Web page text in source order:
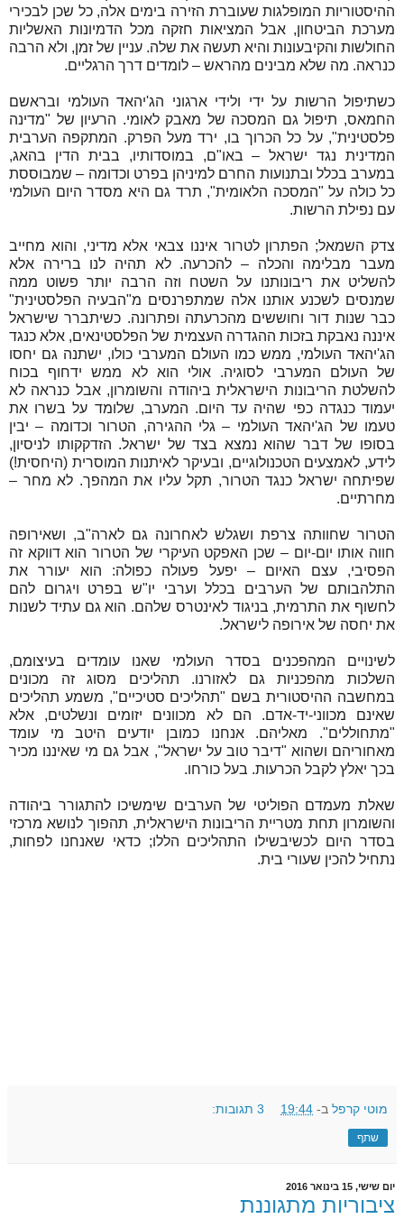
ההיסטוריות המופלגות שעוברת הזירה בימים אלה, כל שכן לבכירי
מערכת הביטחון, אבל המציאות חזקה מכל הדמיונות האשליות
החולשות והקיבעונות והיא תעשה את שלה. עניין של זמן, ולא הרבה
כנראה. מה שלא מבינים מהראש – לומדים דרך הרגליים.
כשתיפול הרשות על ידי ולידי ארגוני הג'יהאד העולמי ובראשם
החמאס, תיפול גם המסכה של מאבק לאומי. הרעיון של "מדינה
פלסטינית", על כל הכרוך בו, ירד מעל הפרק. המתקפה הערבית
המדינית נגד ישראל – באו"ם, במוסדותיו, בבית הדין בהאג,
במערב בכלל ובתנועות החרם למיניהן בפרט וכדומה – שמבוססת
כל כולה על "המסכה הלאומית", תרד גם היא מסדר היום העולמי
עם נפילת הרשות.
צדק השמאל; הפתרון לטרור איננו צבאי אלא מדיני, והוא מחייב
מעבר מבלימה והכלה – להכרעה. לא תהיה לנו ברירה אלא
להשליט את ריבונותנו על השטח וזה הרבה יותר פשוט ממה
שמנסים לשכנע אותנו אלה שמתפרנסים מ"הבעיה הפלסטינית"
כבר שנות דור וחוששים מהכרעתה ופתרונה. כשיתברר שישראל
איננה נאבקת בזכות ההגדרה העצמית של הפלסטינאים, אלא כנגד
הג'יהאד העולמי, ממש כמו העולם המערבי כולו, ישתנה גם יחסו
של העולם המערבי לסוגיה. אולי הוא לא ממש ידחוף בכוח
להשלטת הריבונות הישראלית ביהודה והשומרון, אבל כנראה לא
יעמוד כנגדה כפי שהיה עד היום. המערב, שלומד על בשרו את
טעמו של הג'יהאד העולמי – גלי ההגירה, הטרור וכדומה – יבין
בסופו של דבר שהוא נמצא בצד של ישראל. הזדקקותו לניסיון,
לידע, לאמצעים הטכנולוגיים, ובעיקר לאיתנות המוסרית (היחסית!)
שפיתחה ישראל כנגד הטרור, תקל עליו את המהפך. לא מחר –
מחרתיים.
הטרור שחוותה צרפת ושגלש לאחרונה גם לארה"ב, ושאירופה
חווה אותו יום-יום – שכן האפקט העיקרי של הטרור הוא דווקא זה
הפסיבי, עצם האיום – יפעל פעולה כפולה: הוא יעורר את
התלהבותם של הערבים בכלל וערבי יו"ש בפרט ויגרום להם
לחשוף את התרמית, בניגוד לאינטרס שלהם. הוא גם עתיד לשנות
את יחסה של אירופה לישראל.
לשינויים המהפכנים בסדר העולמי שאנו עומדים בעיצומם,
השלכות מהפכניות גם לאזורנו. תהליכים מסוג זה מכונים
במחשבה ההיסטורית בשם "תהליכים סטיכיים", משמע תהליכים
שאינם מכווני-יד-אדם. הם לא מכוונים יזומים ונשלטים, אלא
"מתחוללים". מאליהם. אנחנו כמובן יודעים היטב מי עומד
מאחוריהם ושהוא "דיבר טוב על ישראל", אבל גם מי שאיננו מכיר
בכך יאלץ לקבל הכרעות. בעל כורחו.
שאלת מעמדם הפוליטי של הערבים שימשיכו להתגורר ביהודה
והשומרון תחת מטריית הריבונות הישראלית, תהפוך לנושא מרכזי
בסדר היום לכשיבשילו התהליכים הללו; כדאי שאנחנו לפחות,
נתחיל להכין שעורי בית.
מוטי קרפל ב- 19:44 3 תגובות:
שתף
יום שישי, 15 בינואר 2016
ציבוריות מתגוננת